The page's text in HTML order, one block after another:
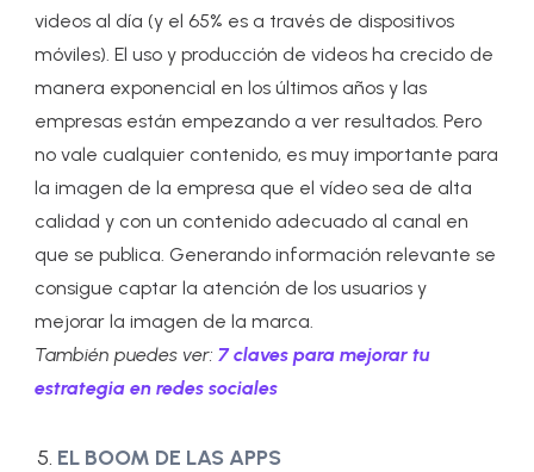
videos al día (y el 65% es a través de dispositivos
móviles). El uso y producción de videos ha crecido de
manera exponencial en los últimos años y las
empresas están empezando a ver resultados. Pero
no vale cualquier contenido, es muy importante para
la imagen de la empresa que el vídeo sea de alta
calidad y con un contenido adecuado al canal en
que se publica. Generando información relevante se
consigue captar la atención de los usuarios y
mejorar la imagen de la marca.
También puedes ver: 7 claves para mejorar tu
estrategia en redes sociales
EL BOOM DE LAS APPS